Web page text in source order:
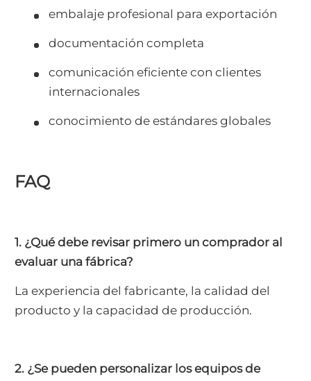
embalaje profesional para exportación
documentación completa
comunicación eficiente con clientes
internacionales
conocimiento de estándares globales
FAQ
1. ¿Qué debe revisar primero un comprador al
evaluar una fábrica?
La experiencia del fabricante, la calidad del
producto y la capacidad de producción.
2. ¿Se pueden personalizar los equipos de